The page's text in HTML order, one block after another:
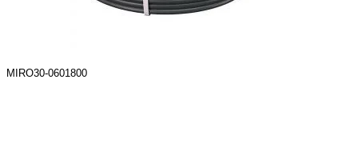
MIRO30-0601800